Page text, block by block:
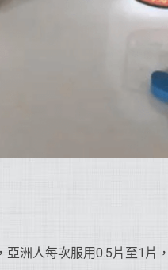
亞洲人每次服用0.5片至1片